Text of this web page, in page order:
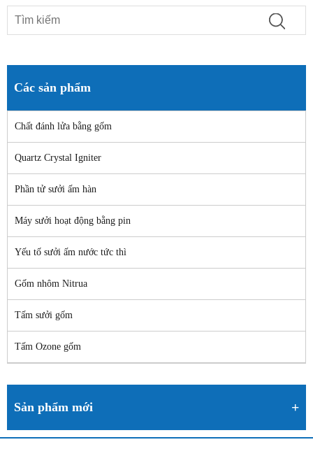
Các sản phẩm
Chất đánh lửa bằng gốm
Quartz Crystal Igniter
Phần tử sưởi ấm hàn
Máy sưởi hoạt động bằng pin
Yếu tố sưởi ấm nước tức thì
Gốm nhôm Nitrua
Tấm sưởi gốm
Tấm Ozone gốm
Sản phẩm mới